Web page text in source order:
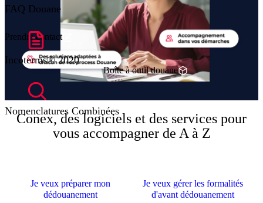
Prendre contact
Boîte à outil douane
Conex, des logiciels et des services pour
vous accompagner de A à Z
Je veux préparer mon
dédouanement
Je veux gérer les formalités
d'avant dédouanement
FAQ Douane
Incoterms® 2020
Nomenclatures Combinées